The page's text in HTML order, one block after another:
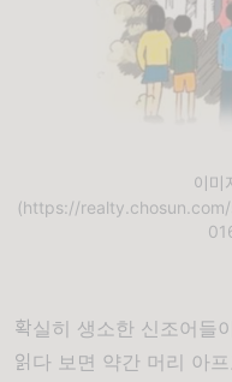
이미
(https://
확실히 생소한 신조어들
읽다 보면 약간 머리 아